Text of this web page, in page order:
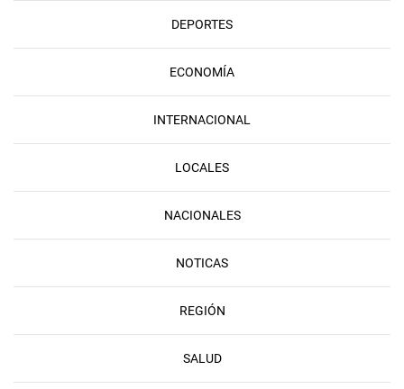
DEPORTES
ECONOMÍA
INTERNACIONAL
LOCALES
NACIONALES
NOTICAS
REGIÓN
SALUD